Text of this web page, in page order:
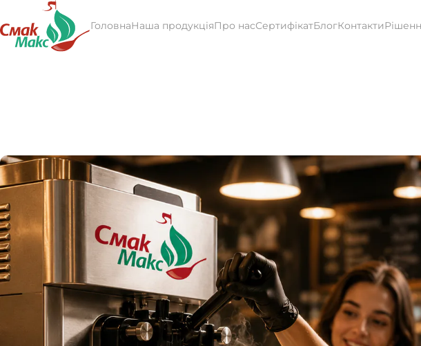
ГоловнаНаша продукціяПро насСертифікатБлогКонтакти